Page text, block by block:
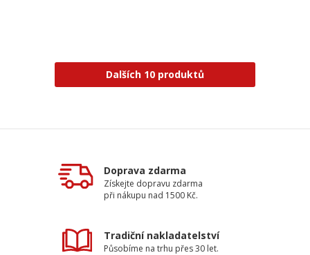
Dalších 10 produktů
Doprava zdarma
Získejte dopravu zdarma
při nákupu nad 1500 Kč.
Tradiční nakladatelství
Působíme na trhu přes 30 let.